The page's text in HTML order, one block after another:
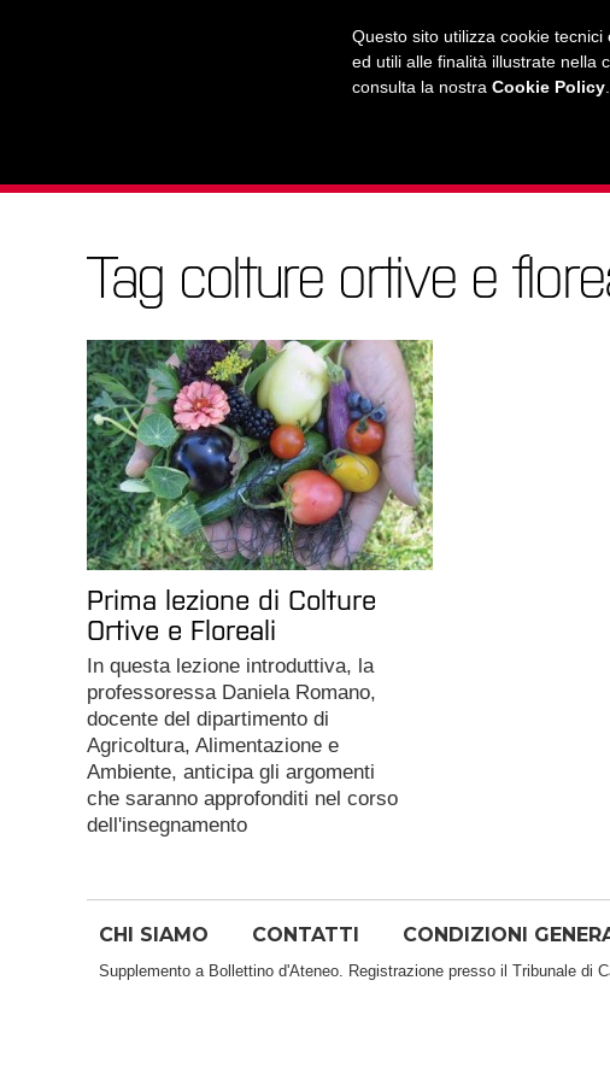
Questo sito utilizza cookie
ed utili alle finalità illustrate nella
consulta la nostra Cookie Policy
L'AGENDA
Tag colture ortive e
Prima lezione di Colture
Ortive e Floreali
In questa lezione introduttiva, la
professoressa Daniela Romano,
docente del dipartimento di
Agricoltura, Alimentazione e
Ambiente, anticipa gli argomenti
che saranno approfonditi nel corso
dell'insegnamento
CHI SIAMO CONTATTI CONDIZIONI
Supplemento a Bollettino d'Ateneo. Registrazione presso il Tribunale di